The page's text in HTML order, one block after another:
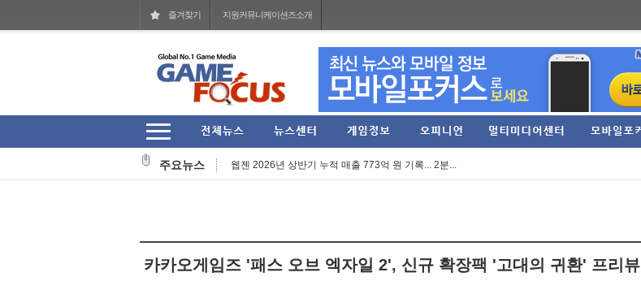
즐겨찾기 지원커뮤니케이션즈소개
주요뉴스
헥토파이낸셜 2026년 상반기 잠정 실적 발표… 역대 ...
'멧챠 카멜레온' 대항마 'FAKE ME' 스팀 페이지 오픈...
웹젠 2026년 상반기 누적 매출 773억 원 기록... 2분...
카카오게임즈 '패스 오브 엑자일 2', 신규 확장팩 '고대의 귀환' 프리뷰